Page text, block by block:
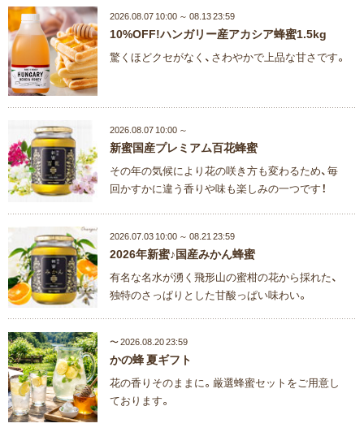
2026.08.07 10:00 ～ 08.13 23:59
10%OFF!ハンガリー産アカシア蜂蜜1.5kg
驚くほどクセがなく、さわやかで上品な甘さです。
2026.08.07 10:00 ～
新蜜国産プレミアム百花蜂蜜
その年の気候により花の咲き方も変わるため、毎
回かすかに違う香りや味も楽しみの一つです！
2026.07.03 10:00 ～ 08.21 23:59
2026年新蜜♪国産みかん蜂蜜
有名な名水が湧く飛形山の蜜柑の花から採れた、
独特のさっぱりとした甘酸っぱい味わい。
〜 2026.08.20 23:59
かの蜂 夏ギフト
花の香りそのままに。厳選蜂蜜セットをご用意し
ております。